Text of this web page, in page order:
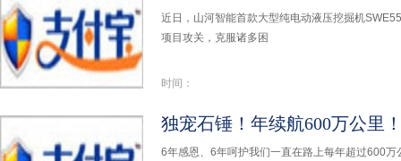
近日，山河智能首款大型纯电动液压挖掘机
项目攻关，克服诸多困
时间：
独宠石锤！年续航600万公里
6年感恩、6年呵护我们一直在路上每年超过600